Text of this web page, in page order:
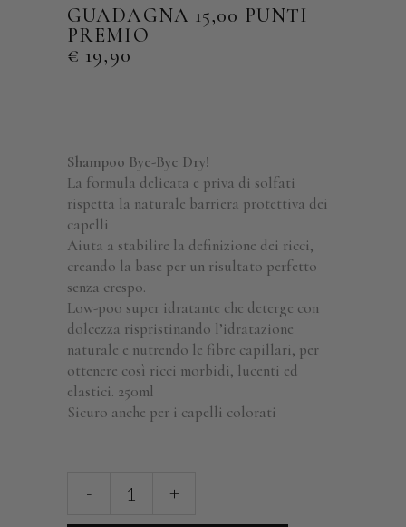
GUADAGNA 15,00 PUNTI
PREMIO
€ 19,90
Shampoo Bye-Bye Dry!
La formula delicata e priva di solfati
rispetta la naturale barriera protettiva dei
capelli
Aiuta a stabilire la definizione dei ricci,
creando la base per un risultato perfetto
senza crespo.
Low-poo super idratante che deterge con
dolcezza rispristinando l’idratazione
naturale e nutrendo le fibre capillari, per
ottenere così ricci morbidi, lucenti ed
elastici. 250ml
Sicuro anche per i capelli colorati
- +